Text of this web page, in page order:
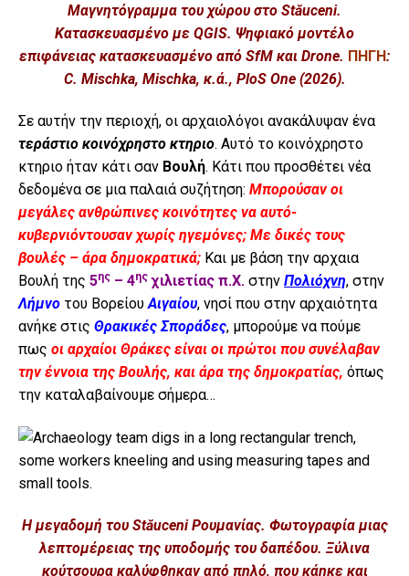
Μαγνητόγραμμα του χώρου στο Stăuceni.
Κατασκευασμένο με QGIS. Ψηφιακό μοντέλο
επιφάνειας κατασκευασμένο από SfM και Drone. ΠΗΓΗ:
C. Mischka, Mischka, κ.ά., PloS One (2026).
Σε αυτήν την περιοχή, οι αρχαιολόγοι ανακάλυψαν ένα
τεράστιο κοινόχρηστο κτηριο. Αυτό το κοινόχρηστο
κτηριο ήταν κάτι σαν Βουλή. Κάτι που προσθέτει νέα
δεδομένα σε μια παλαιά συζήτηση: Μπορούσαν οι
μεγάλες ανθρώπινες κοινότητες να αυτό-
κυβερνιόντουσαν χωρίς ηγεμόνες; Με δικές τους
βουλές – άρα δημοκρατικά; Και με βάση την αρχαια
Βουλή της 5ης – 4ης χιλιετίας π.Χ. στην Πολιόχνη, στην
Λήμνο του ΒορείουΑιγαίου, νησί που στην αρχαιότητα
ανήκε στις Θρακικές Σποράδες, μπορούμε να πούμε
πως οι αρχαίοι Θράκες είναι οι πρώτοι που συνέλαβαν
την έννοια της Βουλής, και άρα της δημοκρατίας, όπως
την καταλαβαίνουμε σήμερα…
Η μεγαδομή του Stăuceni Ρουμανίας. Φωτογραφία μιας
λεπτομέρειας της υποδομής του δαπέδου. Ξύλινα
κούτσουρα καλύφθηκαν από πηλό, που κάηκε και